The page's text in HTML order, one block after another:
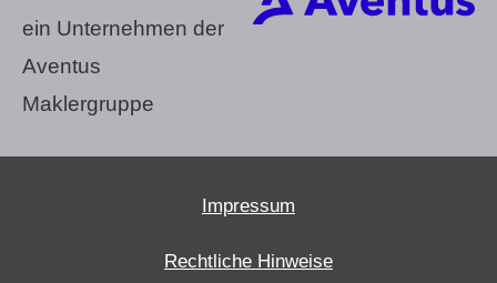
ein Unternehmen der
Aventus
Maklergruppe
Impressum
Rechtliche Hinweise